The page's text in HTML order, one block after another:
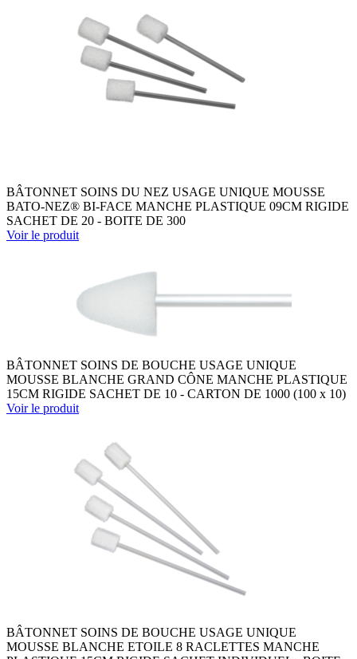
BÂTONNET SOINS DU NEZ USAGE UNIQUE MOUSSE
BATO-NEZ® BI-FACE MANCHE PLASTIQUE 09CM RIGIDE
SACHET DE 20 - BOITE DE 300
Voir le produit
BÂTONNET SOINS DE BOUCHE USAGE UNIQUE
MOUSSE BLANCHE GRAND CÔNE MANCHE PLASTIQUE
15CM RIGIDE SACHET DE 10 - CARTON DE 1000 (100 x 10)
Voir le produit
BÂTONNET SOINS DE BOUCHE USAGE UNIQUE
MOUSSE BLANCHE ETOILE 8 RACLETTES MANCHE